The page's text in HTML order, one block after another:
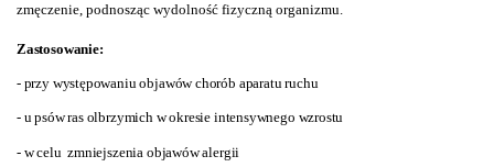
zmęczenie, podnosząc wydolność fizyczną organizmu.
Zastosowanie:
- przy występowaniu objawów chorób aparatu ruchu
- u psów ras olbrzymich w okresie intensywnego wzrostu
- w celu zmniejszenia objawów alergii